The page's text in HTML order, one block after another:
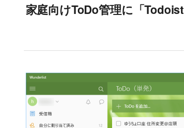
家庭向けToDo管理に「